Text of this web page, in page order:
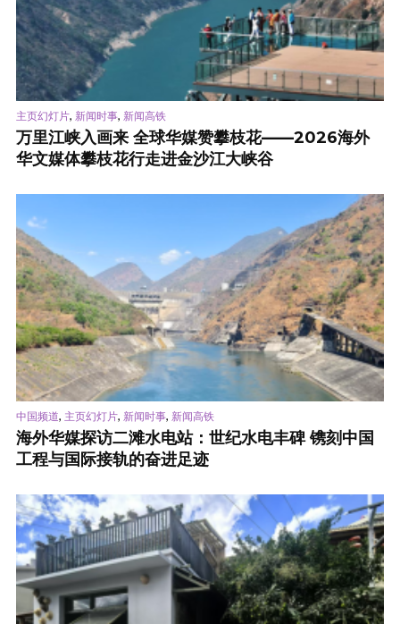
主页幻灯片, 新闻时事, 新闻高铁
万里江峡入画来 全球华媒赞攀枝花——2026海外
华文媒体攀枝花行走进金沙江大峡谷
中国频道, 主页幻灯片, 新闻时事, 新闻高铁
海外华媒探访二滩水电站：世纪水电丰碑 镌刻中国
工程与国际接轨的奋进足迹